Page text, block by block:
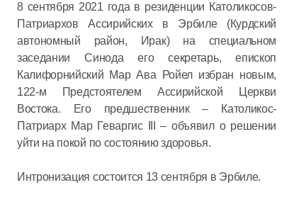
8 сентября 2021 года в резиденции Католикосов-
Патриархов Ассирийских в Эрбиле (Курдский
автономный район, Ирак) на специальном
заседании Синода его секретарь, епископ
Калифорнийский Мар Ава Ройел избран новым,
122-м Предстоятелем Ассирийской Церкви
Востока. Его предшественник – Католикос-
Патриарх Мар Геваргис III – объявил о решении
уйти на покой по состоянию здоровья.
Интронизация состоится 13 сентября в Эрбиле.